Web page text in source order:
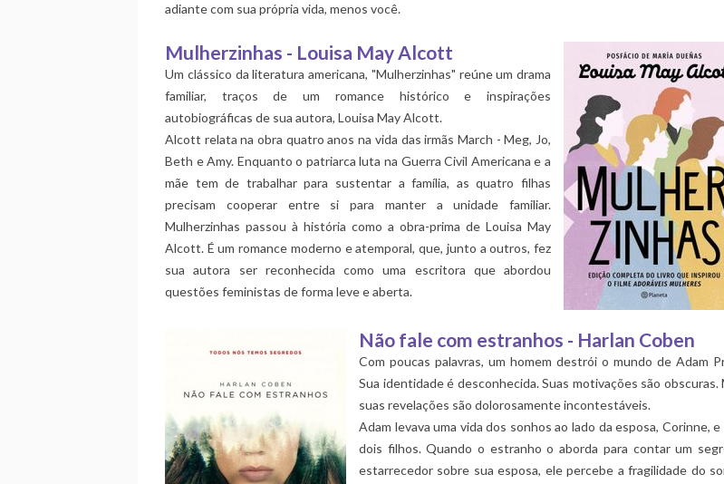
adiante com sua própria vida, menos você.
Mulherzinhas - Louisa May Alcott
Um clássico da literatura americana, "Mulherzinhas" reúne um drama
familiar, traços de um romance histórico e inspirações
autobiográficas de sua autora, Louisa May Alcott.
Alcott relata na obra quatro anos na vida das irmãs March - Meg, Jo,
Beth e Amy. Enquanto o patriarca luta na Guerra Civil Americana e a
mãe tem de trabalhar para sustentar a família, as quatro filhas
precisam cooperar entre si para manter a unidade familiar.
Mulherzinhas passou à história como a obra-prima de Louisa May
Alcott. É um romance moderno e atemporal, que, junto a outros, fez
sua autora ser reconhecida como uma escritora que abordou
questões feministas de forma leve e aberta.
Não fale com estranhos - Harlan Coben
Com poucas palavras, um homem destrói o mundo de Adam
Sua identidade é desconhecida. Suas motivações são obscuras.
suas revelações são dolorosamente incontestáveis.
Adam levava uma vida dos sonhos ao lado da esposa, Corinne, e
dois filhos. Quando o estranho o aborda para contar um
estarrecedor sobre sua esposa, ele percebe a fragilidade do